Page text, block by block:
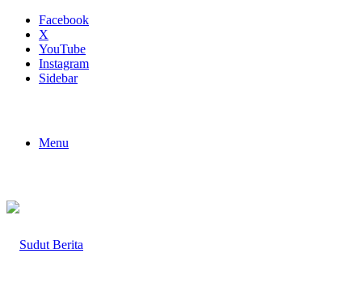
Facebook
X
YouTube
Instagram
Sidebar
Menu